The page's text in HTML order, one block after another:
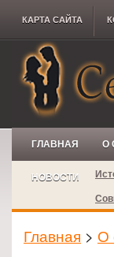
КАРТА САЙТА
ГЛАВНАЯ О
НОВОСТИ
Главная > О